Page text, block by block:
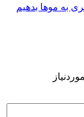
به موها بدهیم